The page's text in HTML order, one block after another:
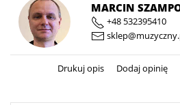
MARCIN
+48 532395410
Drukuj opis Dodaj opinię